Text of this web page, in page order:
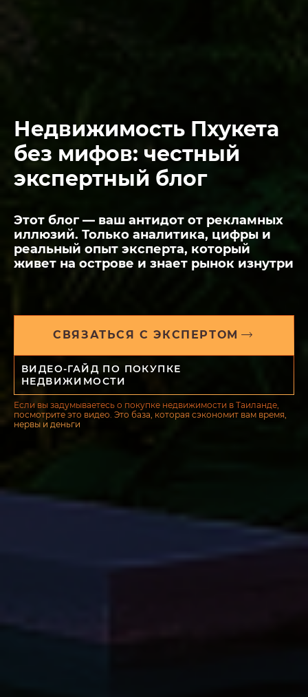
Недвижимость Пхукета
без мифов: честный
экспертный блог
Этот блог — ваш антидот от рекламных
иллюзий. Только аналитика, цифры и
реальный опыт эксперта, который
живет на острове и знает рынок изнутри
СВЯЗАТЬСЯ С ЭКСПЕРТОМ
ВИДЕО-ГАЙД ПО ПОКУПКЕ
НЕДВИЖИМОСТИ
Если вы задумываетесь о покупке недвижимости в Таиланде,
посмотрите это видео. Это база, которая сэкономит вам время,
нервы и деньги